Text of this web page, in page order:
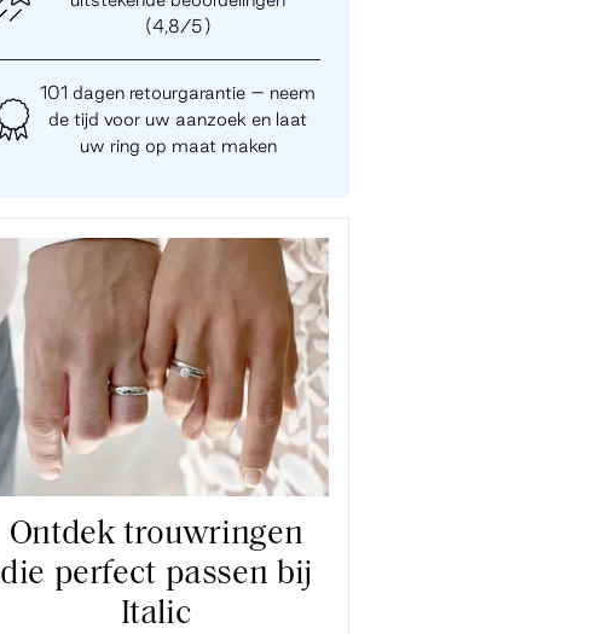
(4,8/5)
101 dagen retourgarantie – neem
de tijd voor uw aanzoek en laat
uw ring op maat maken
Ontdek trouwringen
die perfect passen bij
Italic